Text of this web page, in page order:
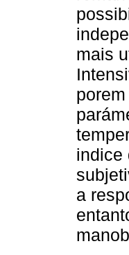
mais
indice
a